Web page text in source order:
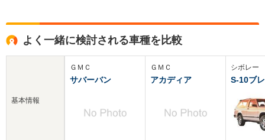
よく一緒に検討される車種を比較
基本情報
ＧＭＣ
サバーバン
ＧＭＣ
アカディア
シボレー
S-10ブ